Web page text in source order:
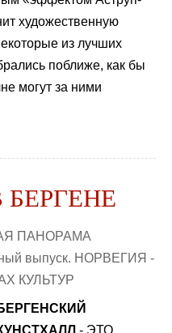
художественную
из лучших
поближе, как бы
могут за ними
ПАНОРАМА
выпуск. НОРВЕГИЯ -
КУЛЬТУР